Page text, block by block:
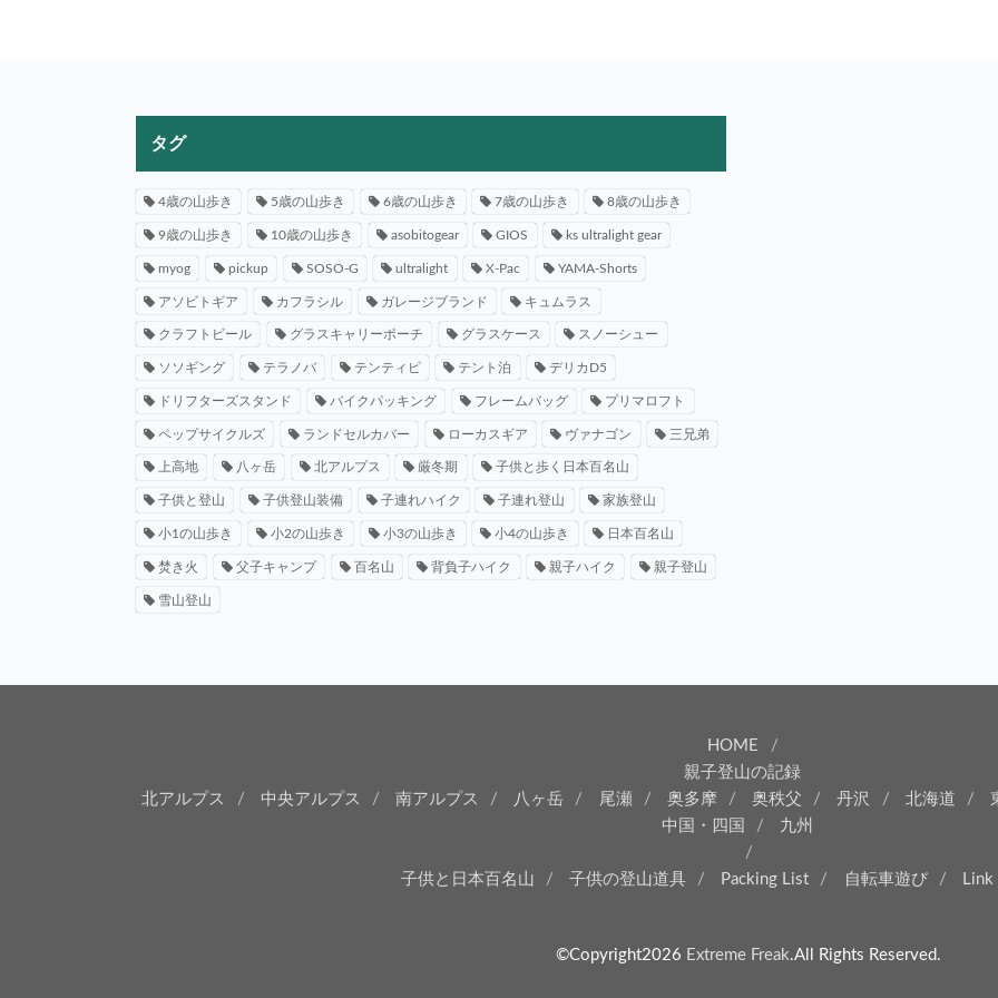
タグ
4歳の山歩き 5歳の山歩き 6歳の山歩き 7歳の山歩き 8歳の山歩き
9歳の山歩き 10歳の山歩き asobitogear GIOS ks ultralight gear
myog pickup SOSO-G ultralight X-Pac YAMA-Shorts
アソビトギア カフラシル ガレージブランド キュムラス
クラフトビール グラスキャリーポーチ グラスケース スノーシュー
ソソギング テラノバ テンティピ テント泊 デリカD5
ドリフターズスタンド バイクパッキング フレームバッグ プリマロフト
ペップサイクルズ ランドセルカバー ローカスギア ヴァナゴン 三兄弟
上高地 八ヶ岳 北アルプス 厳冬期 子供と歩く日本百名山
子供と登山 子供登山装備 子連れハイク 子連れ登山 家族登山
小1の山歩き 小2の山歩き 小3の山歩き 小4の山歩き 日本百名山
焚き火 父子キャンプ 百名山 背負子ハイク 親子ハイク 親子登山
雪山登山
HOME
親子登山の記録
北アルプス
中央アルプス 南アルプス 八ヶ岳 尾瀬 奥多摩 奥秩父 丹沢 北海道
中国・四国
九州
子供と日本百名山 子供の登山道具 Packing List 自転車遊び Link
©Copyright2026 Extreme Freak.All Rights Reserved.